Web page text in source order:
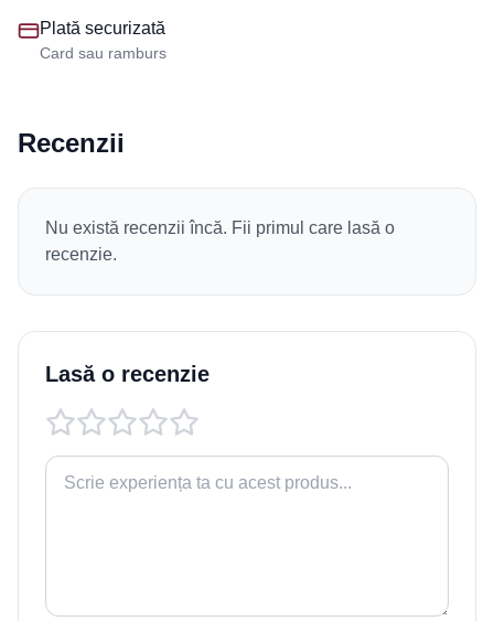
Plată securizată
Card sau ramburs
Recenzii
Nu există recenzii încă. Fii primul care lasă o
recenzie.
Lasă o recenzie